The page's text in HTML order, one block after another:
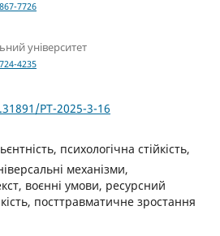
7726
університет
4235
PT-2025-3-16
психологічна стійкість,
механізми,
воєнні умови, ресурсний
посттравматичне зростання